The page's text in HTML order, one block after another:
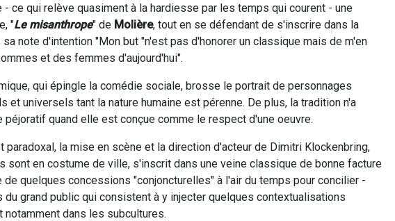
- ce qui relève quasiment à la hardiesse par les temps qui courent - une
"Le misanthrope" de Molière, tout en se défendant de s'inscrire dans la
note d'intention "Mon but "n'est pas d'honorer un classique mais de m'en
et des femmes d'aujourd'hui".
qui épingle la comédie sociale, brosse le portrait de personnages
et universels tant la nature humaine est pérenne. De plus, la tradition n'a
péjoratif quand elle est conçue comme le respect d'une oeuvre.
paradoxal, la mise en scène et la direction d'acteur de Dimitri Klockenbring,
sont en costume de ville, s'inscrit dans une veine classique de bonne facture
de quelques concessions "conjoncturelles" à l'air du temps pour concilier -
grand public qui consistent à y injecter quelques contextualisations
notamment dans les subcultures.